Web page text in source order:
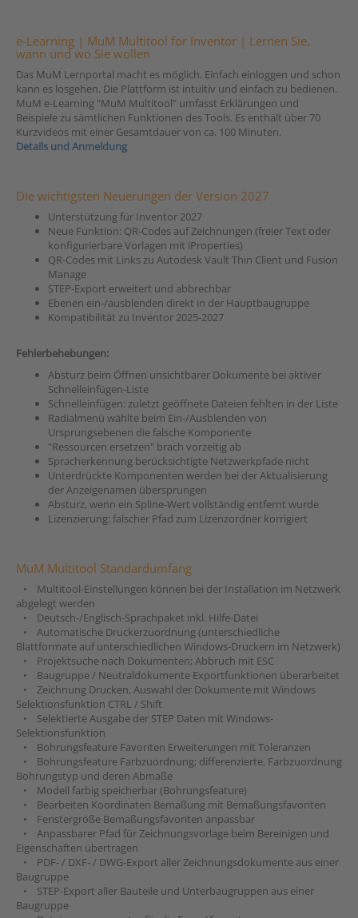
e-Learning | MuM Multitool for Inventor | Lernen Sie,
wann und wo Sie wollen
Das MuM Lernportal macht es möglich. Einfach einloggen und schon
kann es losgehen. Die Plattform ist intuitiv und einfach zu bedienen.
MuM e-Learning "MuM Multitool" umfasst Erklärungen und
Beispiele zu sämtlichen Funktionen des Tools. Es enthält über 70
Kurzvideos mit einer Gesamtdauer von ca. 100 Minuten.
Details und Anmeldung
Die wichtigsten Neuerungen der Version 2027
Unterstützung für Inventor 2027
Neue Funktion: QR-Codes auf Zeichnungen (freier Text oder
konfigurierbare Vorlagen mit iProperties)
QR-Codes mit Links zu Autodesk Vault Thin Client und Fusion
Manage
STEP-Export erweitert und abbrechbar
Ebenen ein-/ausblenden direkt in der Hauptbaugruppe
Kompatibilität zu Inventor 2025-2027
Fehlerbehebungen:
Absturz beim Öffnen unsichtbarer Dokumente bei aktiver
Schnelleinfügen-Liste
Schnelleinfügen: zuletzt geöffnete Dateien fehlten in der Liste
Radialmenü wählte beim Ein-/Ausblenden von
Ursprungsebenen die falsche Komponente
"Ressourcen ersetzen" brach vorzeitig ab
Spracherkennung berücksichtigte Netzwerkpfade nicht
Unterdrückte Komponenten werden bei der Aktualisierung
der Anzeigenamen übersprungen
Absturz, wenn ein Spline-Wert vollständig entfernt wurde
Lizenzierung: falscher Pfad zum Lizenzordner korrigiert
MuM Multitool Standardumfang
• Multitool-Einstellungen können bei der Installation im Netzwerk
abgelegt werden
• Deutsch-/Englisch-Sprachpaket inkl. Hilfe-Datei
• Automatische Druckerzuordnung (unterschiedliche
Blattformate auf unterschiedlichen Windows-Druckern im Netzwerk)
• Projektsuche nach Dokumenten; Abbruch mit ESC
• Baugruppe / Neutraldokumente Exportfunktionen überarbeitet
• Zeichnung Drucken, Auswahl der Dokumente mit Windows
Selektionsfunktion CTRL / Shift
• Selektierte Ausgabe der STEP Daten mit Windows-
Selektionsfunktion
• Bohrungsfeature Favoriten Erweiterungen mit Toleranzen
• Bohrungsfeature Farbzuordnung; differenzierte, Farbzuordnung
Bohrungstyp und deren Abmaße
• Modell farbig speicherbar (Bohrungsfeature)
• Bearbeiten Koordinaten Bemaßung mit Bemaßungsfavoriten
• Fenstergröße Bemaßungsfavoriten anpassbar
• Anpassbarer Pfad für Zeichnungsvorlage beim Bereinigen und
Eigenschaften übertragen
• PDF- / DXF- / DWG-Export aller Zeichnungsdokumente aus einer
Baugruppe
• STEP-Export aller Bauteile und Unterbaugruppen aus einer
Baugruppe